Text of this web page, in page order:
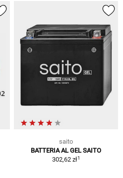
saito
BATTERIA AL GEL SAITO
302,62 zł1